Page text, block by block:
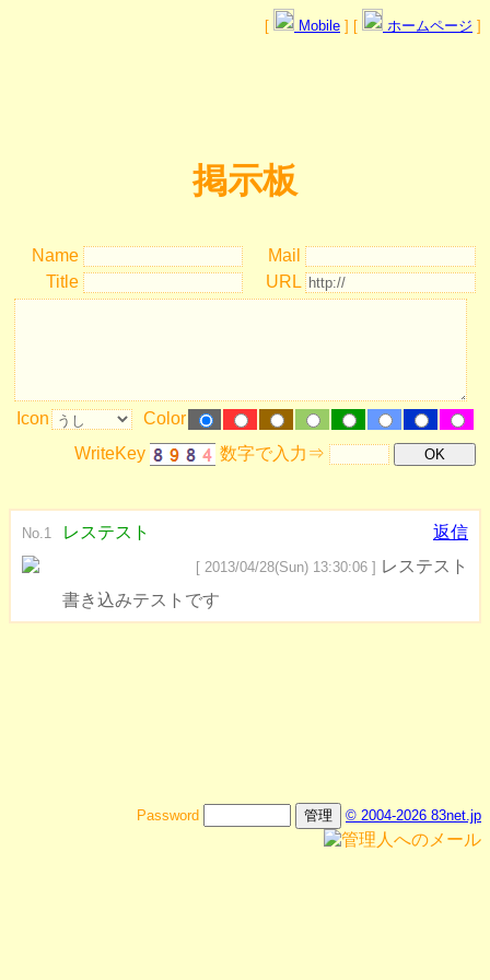
[ Mobile ] [ ホームページ ]
掲示板
Name
Mail
Title
URL
Icon
Color
WriteKey
数字で入力⇒
No.1 レステスト 返信
[ 2013/04/28(Sun) 13:30:06 ] レステスト
書き込みテストです
Password © 2004-2026 83net.jp